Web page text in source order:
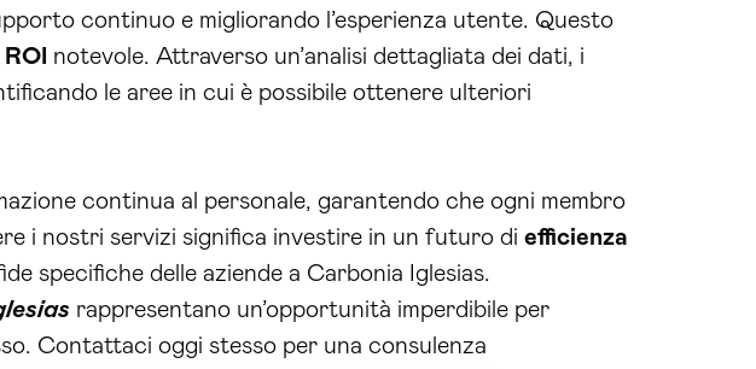
continuo e migliorando l’esperienza utente. Questo
ROI notevole. Attraverso un’analisi dettagliata dei dati, i
le aree in cui è possibile ottenere ulteriori
continua al personale, garantendo che ogni membro
i nostri servizi significa investire in un futuro di efficienza
specifiche delle aziende a Carbonia Iglesias.
rappresentano un’opportunità imperdibile per
Contattaci oggi stesso per una consulenza